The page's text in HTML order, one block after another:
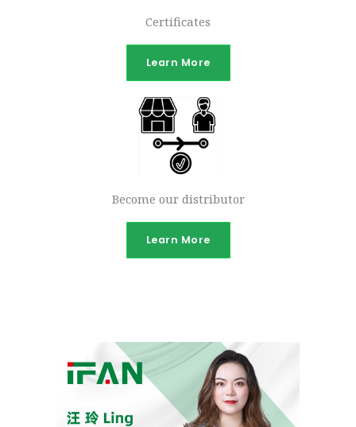
Certificates
Learn More
Become our distributor
Learn More